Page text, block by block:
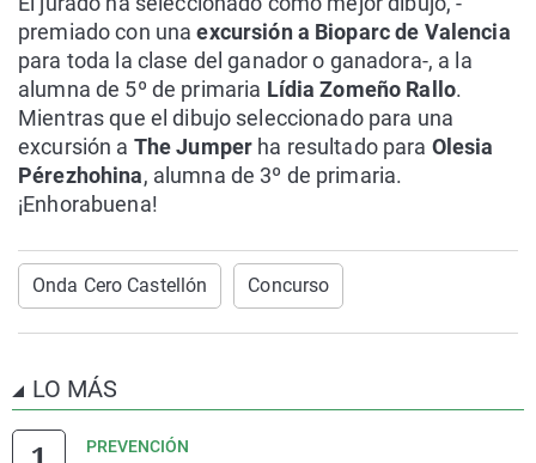
premiado con unaexcursión a Bioparc de Valencia
para toda la clase del ganador o ganadora-, a la
alumna de 5º de primaria Lídia Zomeño Rallo.
Mientras que el dibujo seleccionado para una
excursión a The Jumper ha resultado para Olesia
Pérezhohina, alumna de 3º de primaria.
¡Enhorabuena!
Onda Cero Castellón Concurso
LO MÁS
PREVENCIÓN